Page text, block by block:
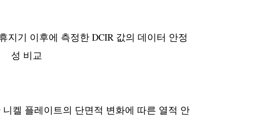
지기 이후에 측정한 DCIR 값의 데이터 안정
성 비교
켈 플레이트의 단면적 변화에 따른 열적 안